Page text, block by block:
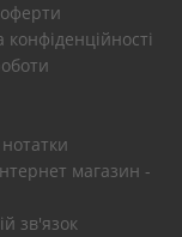
конфіденційності
магазин -
зв'язок